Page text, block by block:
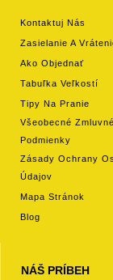
Kontaktuj Nás
Zasielanie A
Ako Objednať
Tabuľka Veľkostí
Tipy Na Pranie
Všeobecné Zmluvné
Podmienky
Zásady Ochrany
Údajov
Mapa Stránok
Blog
NÁŠ PRÍBEH